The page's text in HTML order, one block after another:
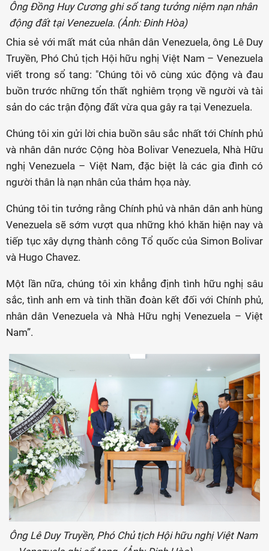
Ông Đồng Huy Cương ghi sổ tang tưởng niệm nạn nhân
động đất tại Venezuela. (Ảnh: Đinh Hòa)
Chia sẻ với mất mát của nhân dân Venezuela, ông Lê Duy
Truyền, Phó Chủ tịch Hội hữu nghị Việt Nam – Venezuela
viết trong sổ tang: "Chúng tôi vô cùng xúc động và đau
buồn trước những tổn thất nghiêm trọng về người và tài
sản do các trận động đất vừa qua gây ra tại Venezuela.
Chúng tôi xin gửi lời chia buồn sâu sắc nhất tới Chính phủ
và nhân dân nước Cộng hòa Bolivar Venezuela, Nhà Hữu
nghị Venezuela – Việt Nam, đặc biệt là các gia đình có
người thân là nạn nhân của thảm họa này.
Chúng tôi tin tưởng rằng Chính phủ và nhân dân anh hùng
Venezuela sẽ sớm vượt qua những khó khăn hiện nay và
tiếp tục xây dựng thành công Tổ quốc của Simon Bolivar
và Hugo Chavez.
Một lần nữa, chúng tôi xin khẳng định tình hữu nghị sâu
sắc, tình anh em và tinh thần đoàn kết đối với Chính phủ,
nhân dân Venezuela và Nhà Hữu nghị Venezuela – Việt
Nam”.
Ông Lê Duy Truyền, Phó Chủ tịch Hội hữu nghị Việt Nam